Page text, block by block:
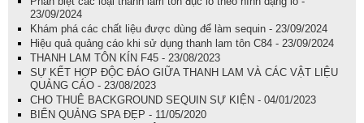
23/09/2024
Khám phá các chất liệu được dùng để làm sequin - 23/09/2024
Hiệu quả quảng cáo khi sử dụng thanh lam tôn C84 - 23/09/2024
THANH LAM TÔN KÍN F45 - 23/08/2023
SỰ KẾT HỢP ĐỘC ĐÁO GIỮA THANH LAM VÀ CÁC VẬT LIỆU
QUẢNG CÁO - 23/08/2023
CHO THUÊ BACKGROUND SEQUIN SỰ KIỆN - 04/01/2023
BIỂN QUẢNG SPA ĐẸP - 11/05/2020